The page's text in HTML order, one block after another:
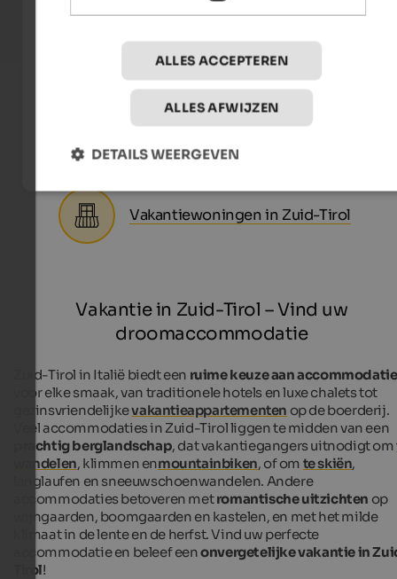
De meeste ervaring op de Zuid-Tirolse
Hotels in Zuid-Tirol
Vakantiewoningen in Zuid-Tirol
Vakantie in Zuid-Tirol – Vind uw
droomaccommodatie
Zuid-Tirol in Italië biedt een ruime keuze aan
voor elke smaak, van traditionele hotels en luxe chalets tot
gezinsvriendelijkevakantieappartementen op de boerderij.
Veel accommodaties in Zuid-Tirol liggen te midden van een
prachtig berglandschap, dat vakantiegangers uitnodigt om
wandelen, klimmen enmountainbiken, of om te skiën,
langlaufen en sneeuwschoenwandelen. Andere
accommodaties betoveren metromantische uitzichten op
wijngaarden, boomgaarden en kastelen, en met het milde
klimaat in de lente en de herfst. Vind uw perfecte
accommodatie en beleef eenonvergetelijke vakantie in
Tirol!
ALLES ACCEPTEREN
ALLES AFWIJZEN
DETAILS WEERGEVEN